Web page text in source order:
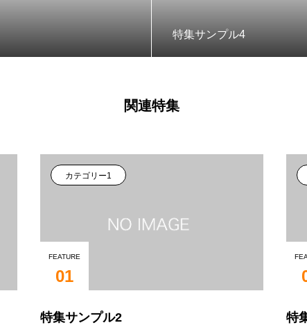
特集サンプル4
関連特集
カテゴリー1
FEATURE
01
特集サンプル2 特